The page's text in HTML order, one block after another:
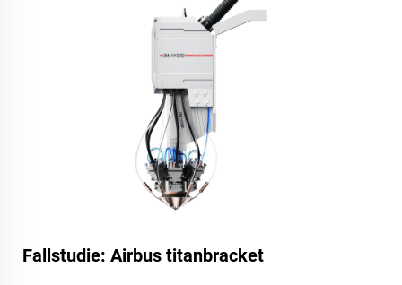
Fallstudie: Airbus titanbracket